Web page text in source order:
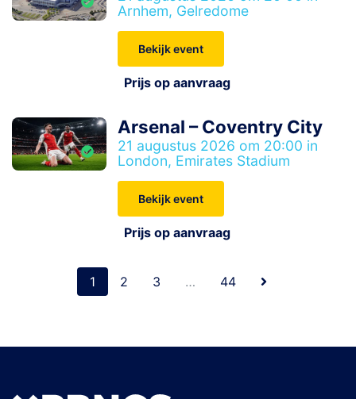
Arnhem, Gelredome
Bekijk event
Prijs op aanvraag
Arsenal – Coventry City
21 augustus 2026 om 20:00 in
London, Emirates Stadium
Bekijk event
Prijs op aanvraag
1 2 3 … 44